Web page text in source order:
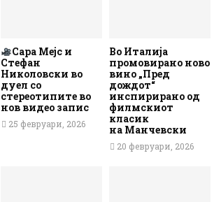
Сара Мејс и
Стефан
Николовски во
дуел со
стереотипите во
нов видео запис
25 февруари, 2026
Во Италија
промовирано ново
вино „Пред
дождот“
инспирирано од
филмскиот
класик
на Манчевски
20 февруари, 2026